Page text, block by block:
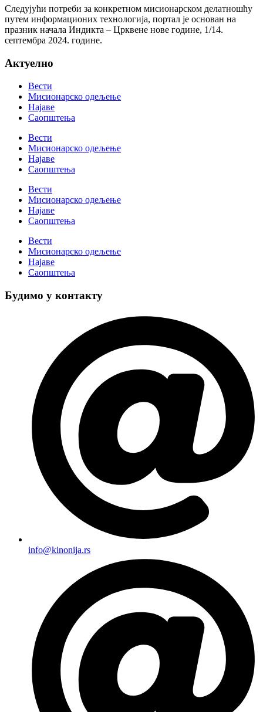
Следујући потреби за конкретном мисионарском делатношћу
путем информационих технологија, портал је основан на
празник начала Индикта – Црквене нове године, 1/14.
септембра 2024. године.
Актуелно
Вести
Мисионарско одељење
Најаве
Саопштења
Вести
Мисионарско одељење
Најаве
Саопштења
Вести
Мисионарско одељење
Најаве
Саопштења
Вести
Мисионарско одељење
Најаве
Саопштења
Будимо у контакту
info@kinonija.rs